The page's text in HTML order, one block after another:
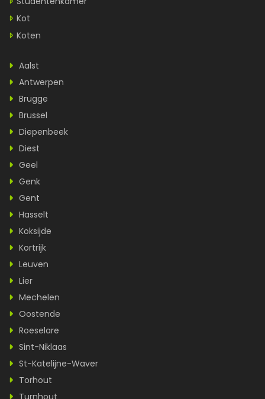
Kot
Koten
Aalst
Antwerpen
Brugge
Brussel
Diepenbeek
Diest
Geel
Genk
Gent
Hasselt
Koksijde
Kortrijk
Leuven
Lier
Mechelen
Oostende
Roeselare
Sint-Niklaas
St-Katelijne-Waver
Torhout